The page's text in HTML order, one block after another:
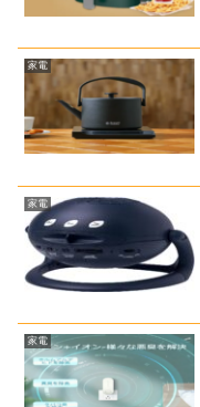
家電
家電
家電